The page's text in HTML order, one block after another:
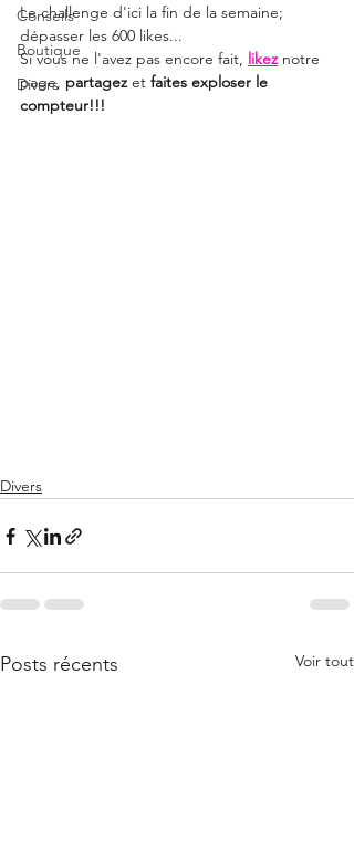
Conseils
Boutique
Divers
Le challenge d'ici la fin de la semaine;
dépasser les 600 likes...
Si vous ne l'avez pas encore fait, likez notre
page, partagez et faites exploser le
compteur!!!
Divers
Posts récents Voir tout